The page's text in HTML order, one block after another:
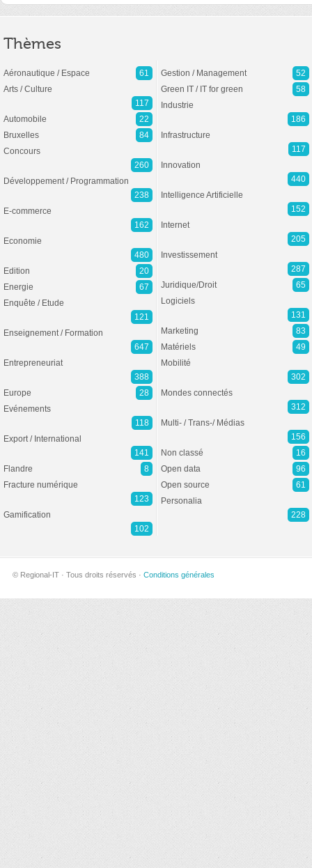
Thèmes
Aéronautique / Espace
61
Arts / Culture
117
Automobile
22
Bruxelles
84
Concours
260
Développement / Programmation
238
E-commerce
162
Economie
480
Edition
20
Energie
67
Enquête / Etude
121
Enseignement / Formation
647
Entrepreneuriat
388
Europe
28
Evénements
118
Export / International
141
Flandre
8
Fracture numérique
123
Gamification
102
Gestion / Management
52
Green IT / IT for green
58
Industrie
186
Infrastructure
117
Innovation
440
Intelligence Artificielle
152
Internet
205
Investissement
287
Juridique/Droit
65
Logiciels
131
Marketing
83
Matériels
49
Mobilité
302
Mondes connectés
312
Multi- / Trans-/ Médias
156
Non classé
16
Open data
96
Open source
61
Personalia
228
© Regional-IT · Tous droits réservés · Conditions générales